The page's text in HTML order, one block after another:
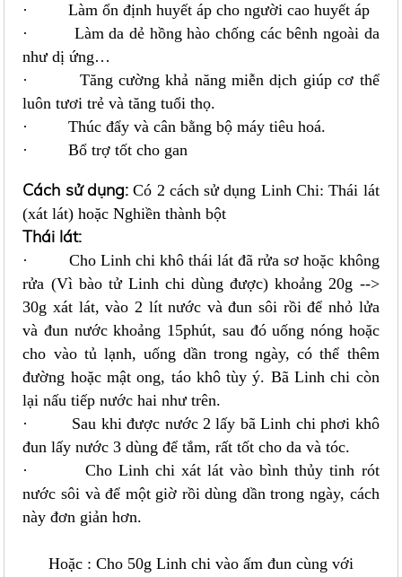
· Làm ổn định huyết áp cho người cao huyết áp
· Làm da dẻ hồng hào chống các bênh ngoài da
như dị ứng…
· Tăng cường khả năng miễn dịch giúp cơ thể
luôn tươi trẻ và tăng tuổi thọ.
· Thúc đẩy và cân bằng bộ máy tiêu hoá.
· Bổ trợ tốt cho gan
Cách sử dụng: Có 2 cách sử dụng Linh Chi: Thái lát
(xát lát) hoặc Nghiền thành bột
Thái lát:
· Cho Linh chi khô thái lát đã rửa sơ hoặc không
rửa (Vì bào tử Linh chi dùng được) khoảng 20g -->
30g xát lát, vào 2 lít nước và đun sôi rồi để nhỏ lửa
và đun nước khoảng 15phút, sau đó uống nóng hoặc
cho vào tủ lạnh, uống dần trong ngày, có thể thêm
đường hoặc mật ong, táo khô tùy ý. Bã Linh chi còn
lại nấu tiếp nước hai như trên.
· Sau khi được nước 2 lấy bã Linh chi phơi khô
đun lấy nước 3 dùng để tắm, rất tốt cho da và tóc.
· Cho Linh chi xát lát vào bình thủy tinh rót
nước sôi và để một giờ rồi dùng dần trong ngày, cách
này đơn giản hơn.
Hoặc : Cho 50g Linh chi vào ấm đun cùng với